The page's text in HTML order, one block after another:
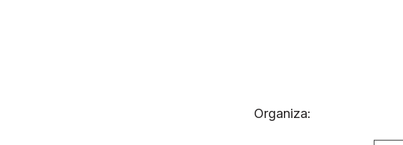
Organiza: